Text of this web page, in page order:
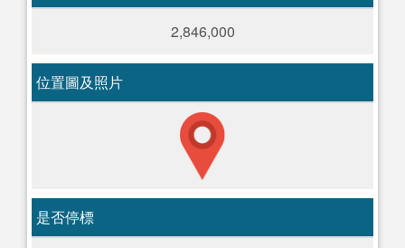
2,846,000
位置圖及照片
是否停標